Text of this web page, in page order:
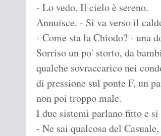
- Lo vedo. Il cielo è sereno.
Annuisce. - Si va verso il
- Come sta la Chiodo? - una
Sorriso un po' storto, da
qualche sovraccarico nei
di pressione sul ponte F, un
non poi troppo male.
I due sistemi parlano fitto e
- Ne sai qualcosa del